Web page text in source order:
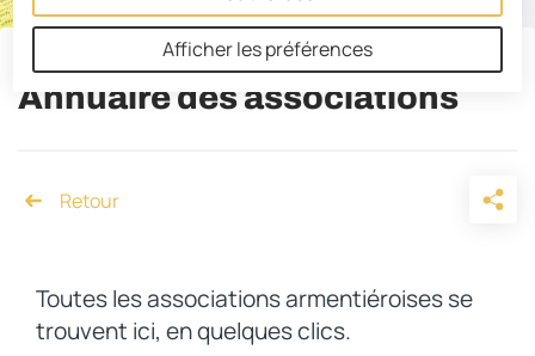
Afficher les préférences
Annuaire des associations
Accueil
Toutes les associations armentiéroises se
trouvent ici, en quelques clics.